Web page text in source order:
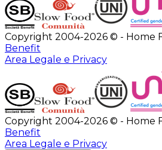
Copyright 2004-2026 © - Home
Benefit
Area Legale e Privacy
Copyright 2004-2026 © - Home
Benefit
Area Legale e Privacy